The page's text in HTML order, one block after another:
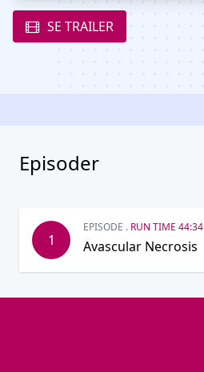
SE TRAILER
Episoder
1
EPISODE . RUN TIME 44:34
Avascular Necrosis